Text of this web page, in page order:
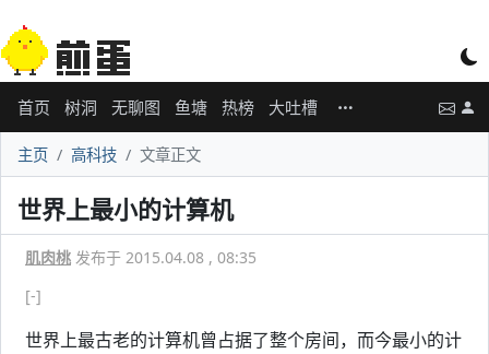
首页 树洞 无聊图 鱼塘 热榜 大吐槽
主页 高科技 文章正文
世界上最小的计算机
肌肉桃 发布于 2015.04.08 , 08:35
[-]
世界上最古老的计算机曾占据了整个房间，而今最小的计